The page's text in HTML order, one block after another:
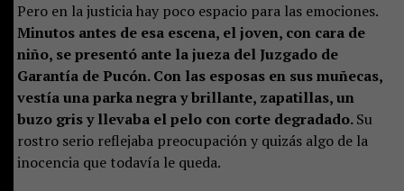
Pero en la justicia hay poco espacio para las emociones.
Minutos antes de esa escena, el joven, con cara de
niño, se presentó ante la jueza del Juzgado de
Garantía de Pucón. Con las esposas en sus muñecas,
vestía una parka negra y brillante, zapatillas, un
buzo gris y llevaba el pelo con corte degradado.Su
rostro serio reflejaba preocupación y quizás algo de la
inocencia que todavía le queda.